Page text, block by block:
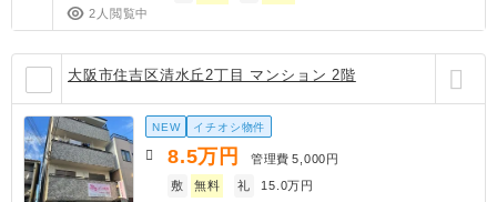
2人閲覧中
大阪市住吉区清水丘2丁目 マンション 2階
NEW イチオシ物件
8.5万円 管理費 5,000円
敷
無料 礼 15.0万円